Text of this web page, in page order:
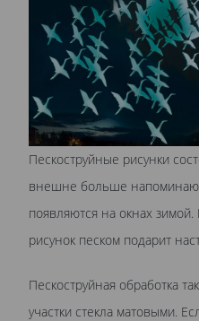
Пескоструйные рисунки
внешне больше
появляются на окнах зимой.
рисунок песком подарит
Пескоструйная обработка
участки стекла матовыми.